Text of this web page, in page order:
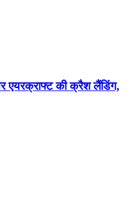
एयरक्राफ्ट की क्रैश लैंडिंग,